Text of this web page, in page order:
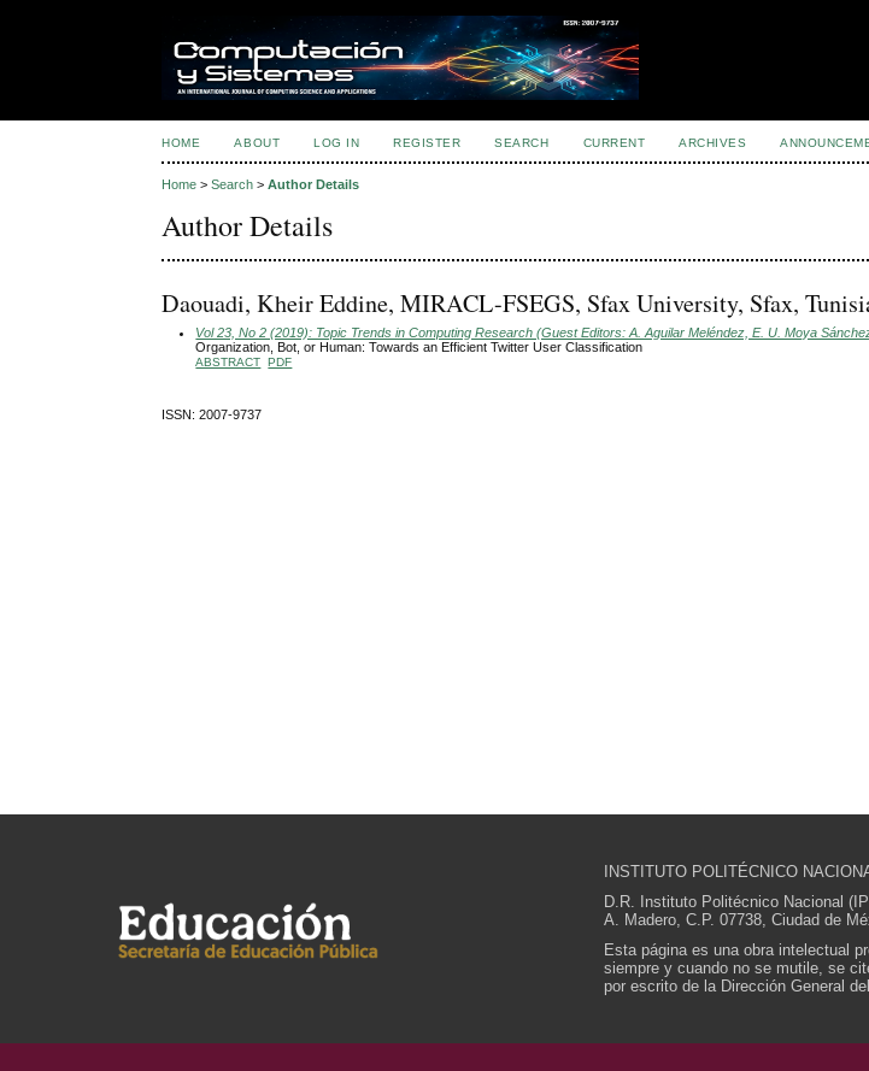
HOME ABOUT LOG IN REGISTER SEARCH CURRENT ARCHIVES
Home >Search >Author Details
Author Details
Daouadi, Kheir Eddine, MIRACL-FSEGS, Sfax University, Sfax,
Vol 23, No 2 (2019): Topic Trends in Computing Research (Guest Editors: A. Aguilar Meléndez, E. U. Moya
Organization, Bot, or Human: Towards an Efficient Twitter User Classification
ABSTRACT PDF
ISSN: 2007-9737
INSTITUTO POLITÉCNICO
D.R. Instituto Politécnico Nacional
A. Madero, C.P. 07738, Ciudad de
Esta página es una obra intelectual
siempre y cuando no se mutile, se
por escrito de la Dirección General